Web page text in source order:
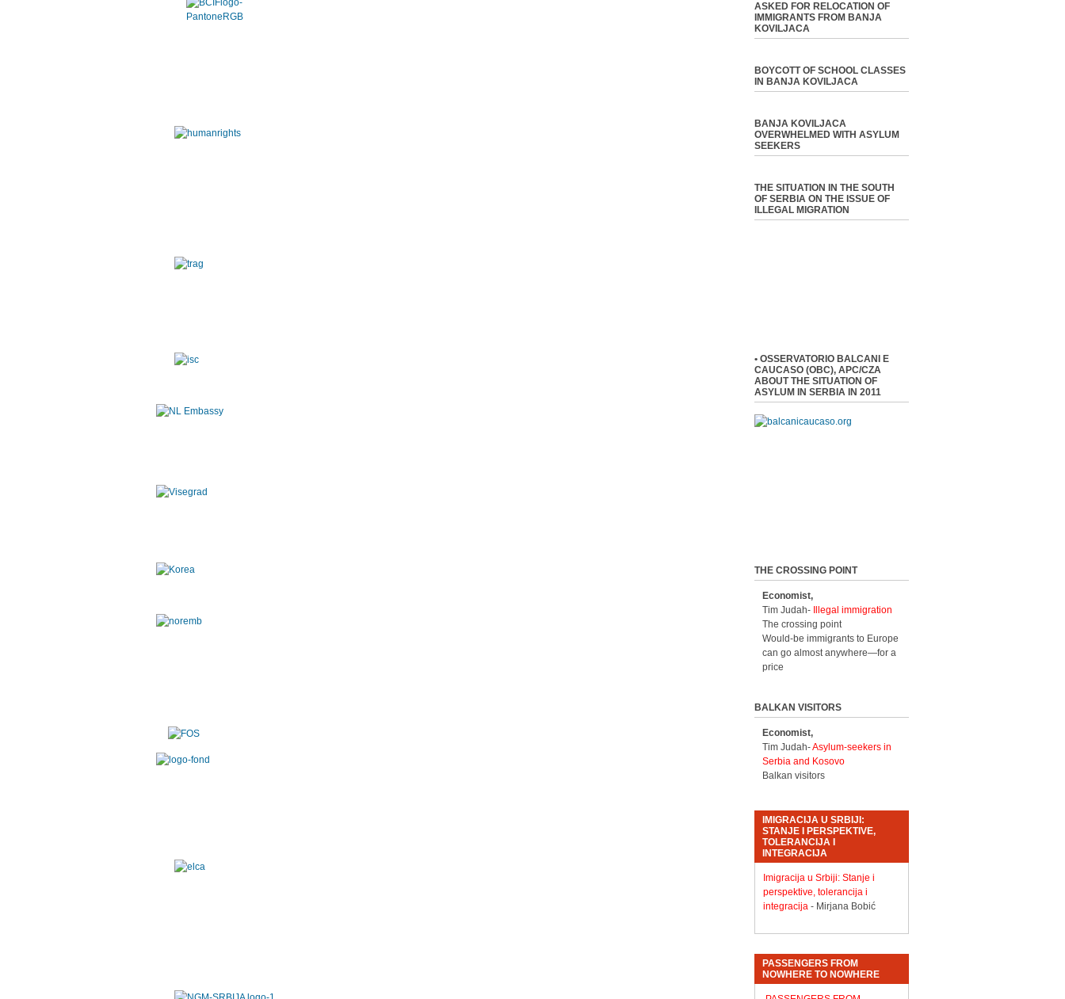
ASKED FOR RELOCATION OF
IMMIGRANTS FROM BANJA
KOVILJACA
BOYCOTT OF SCHOOL CLASSES
IN BANJA KOVILJACA
BANJA KOVILJACA
OVERWHELMED WITH ASYLUM
SEEKERS
THE SITUATION IN THE SOUTH
OF SERBIA ON THE ISSUE OF
ILLEGAL MIGRATION
• OSSERVATORIO BALCANI E
CAUCASO (OBC), APC/CZA
ABOUT THE SITUATION OF
ASYLUM IN SERBIA IN 2011
THE CROSSING POINT
Economist,
Tim Judah-
Illegal immigration
The crossing point
Would-be immigrants to Europe
can go almost anywhere—for a
price
BALKAN VISITORS
Economist,
Tim Judah-Asylum-seekers in
Serbia and Kosovo
Balkan visitors
IMIGRACIJA U SRBIJI:
STANJE I PERSPEKTIVE,
TOLERANCIJA I
INTEGRACIJA
Imigracija u Srbiji: Stanje i
perspektive, tolerancija i
integracija- Mirjana Bobić
PASSENGERS FROM
NOWHERE TO NOWHERE